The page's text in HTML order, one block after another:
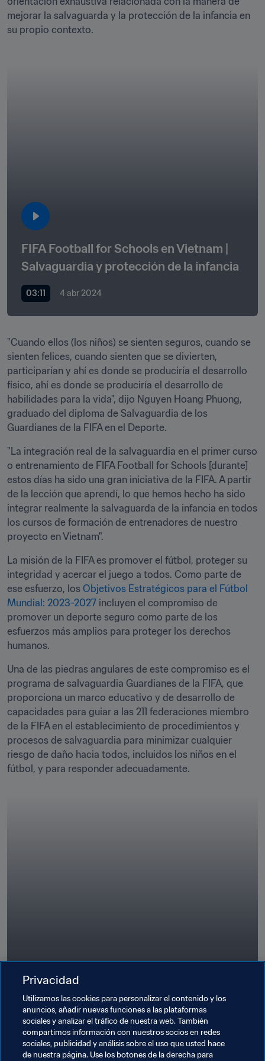
mejorar la salvaguarda y la protección de la infancia en
su propio contexto.
FIFA Football for Schools en Vietnam |
Salvaguardia y protección de la infancia
03:11 4 abr 2024
"Cuando ellos (los niños) se sienten seguros, cuando se
sienten felices, cuando sienten que se divierten,
participarían y ahí es donde se produciría el desarrollo
físico, ahí es donde se produciría el desarrollo de
habilidades para la vida", dijo Nguyen Hoang Phuong,
graduado del diploma de Salvaguardia de los
Guardianes de la FIFA en el Deporte.
"La integración real de la salvaguardia en el primer curso
o entrenamiento de FIFA Football for Schools [durante]
estos días ha sido una gran iniciativa de la FIFA. A partir
de la lección que aprendí, lo que hemos hecho ha sido
integrar realmente la salvaguarda de la infancia en todos
los cursos de formación de entrenadores de nuestro
proyecto en Vietnam".
La misión de la FIFA es promover el fútbol, proteger su
integridad y acercar el juego a todos. Como parte de
ese esfuerzo, los Objetivos Estratégicos para el Fútbol
Mundial: 2023-2027 incluyen el compromiso de
promover un deporte seguro como parte de los
esfuerzos más amplios para proteger los derechos
humanos.
Una de las piedras angulares de este compromiso es el
programa de salvaguardia Guardianes de la FIFA, que
proporciona un marco educativo y de desarrollo de
capacidades para guiar a las 211 federaciones miembro
de la FIFA en el establecimiento de procedimientos y
procesos de salvaguardia para minimizar cualquier
riesgo de daño hacia todos, incluidos los niños en el
fútbol, y para responder adecuadamente.
FIFA Guardians
Privacidad
Utilizamos las cookies para personalizar el contenido y los
anuncios, añadir nuevas funciones a las plataformas
sociales y analizar el tráfico de nuestra web. También
compartimos información con nuestros socios en redes
sociales, publicidad y análisis sobre el uso que usted hace
de nuestra página. Use los botones de la derecha para